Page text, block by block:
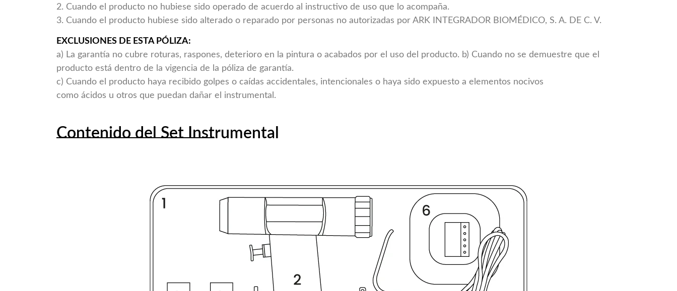
2. Cuando el producto no hubiese sido operado de acuerdo al instructivo de uso que lo acompaña.
3. Cuando el producto hubiese sido alterado o reparado por personas no autorizadas por ARK INTEGRADOR BIOMÉDICO, S. A. DE C. V.
EXCLUSIONES DE ESTA PÓLIZA:
a) La garantía no cubre roturas, raspones, deterioro en la pintura o acabados por el uso del producto. b) Cuando no se demuestre que el
producto está dentro de la vigencia de la póliza de garantía.
c) Cuando el producto haya recibido golpes o caídas accidentales, intencionales o haya sido expuesto a elementos nocivos
como ácidos u otros que puedan dañar el instrumental.
Contenido del Set Instrumental